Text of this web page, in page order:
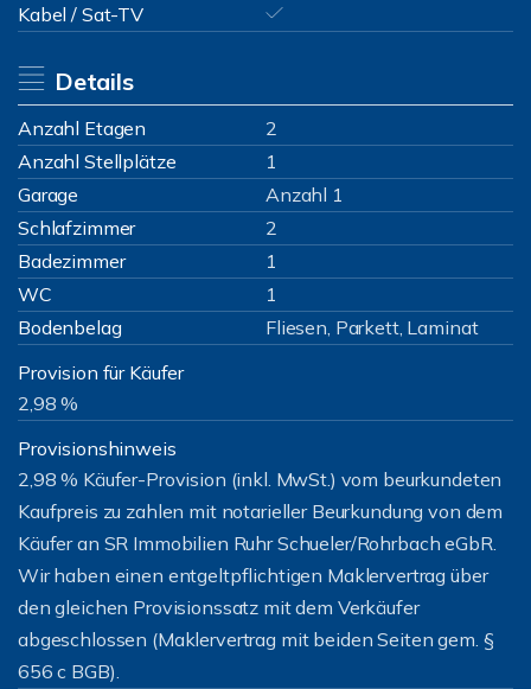
Kabel / Sat-TV
Details
Anzahl Etagen
2
Anzahl Stellplätze
1
Garage
Anzahl 1
Schlafzimmer
2
Badezimmer
1
WC
1
Bodenbelag
Fliesen, Parkett, Laminat
Provision für Käufer
2,98 %
Provisionshinweis
2,98 % Käufer-Provision (inkl. MwSt.) vom beurkundeten
Kaufpreis zu zahlen mit notarieller Beurkundung von dem
Käufer an SR Immobilien Ruhr Schueler/Rohrbach eGbR.
Wir haben einen entgeltpflichtigen Maklervertrag über
den gleichen Provisionssatz mit dem Verkäufer
abgeschlossen (Maklervertrag mit beiden Seiten gem. §
656 c BGB).